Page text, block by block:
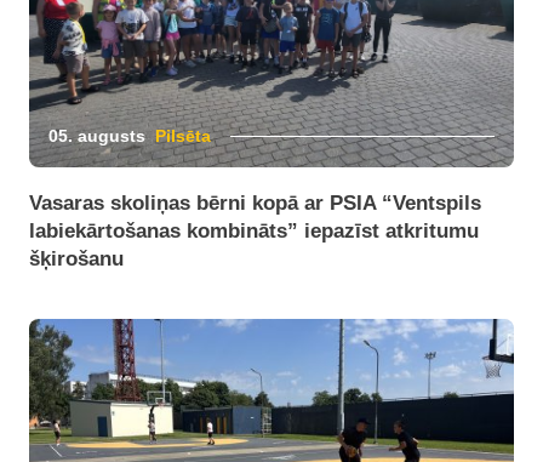
05. augusts Pilsēta
Vasaras skoliņas bērni kopā ar PSIA “Ventspils
labiekārtošanas kombināts” iepazīst atkritumu
šķirošanu